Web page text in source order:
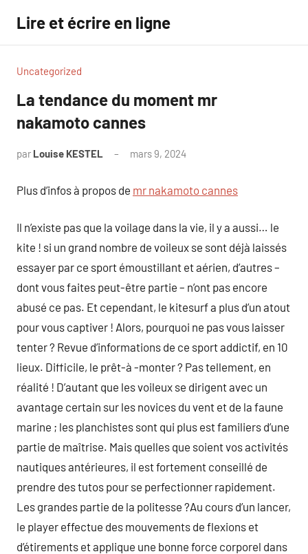
contenu
Lire et écrire en ligne
Uncategorized
La tendance du moment mr
nakamoto cannes
par Louise KESTEL mars 9, 2024
Plus d’infos à propos de mr nakamoto cannes
Il n’existe pas que la voilage dans la vie, il y a aussi… le
kite ! si un grand nombre de voileux se sont déjà laissés
essayer par ce sport émoustillant et aérien, d’autres –
dont vous faites peut-être partie – n’ont pas encore
abusé ce pas. Et cependant, le kitesurf a plus d’un atout
pour vous captiver ! Alors, pourquoi ne pas vous laisser
tenter ? Revue d’informations de ce sport addictif, en 10
lieux. Difficile, le prêt-à -monter ? Pas tellement, en
réalité ! D’autant que les voileux se dirigent avec un
avantage certain sur les novices du vent et de la faune
marine ; les planchistes sont qui plus est familiers d’une
partie de maîtrise. Mais quelles que soient vos activités
nautiques antérieures, il est fortement conseillé de
prendre des tutos pour se perfectionner rapidement.
Les grandes partie de la politesse ?Au cours d’un lancer,
le player effectue des mouvements de flexions et
d’étirements et applique une bonne force corporel dans